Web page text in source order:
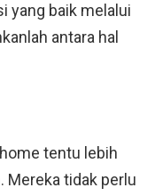
yang baik melalui
antara hal
tentu lebih
Mereka tidak perlu